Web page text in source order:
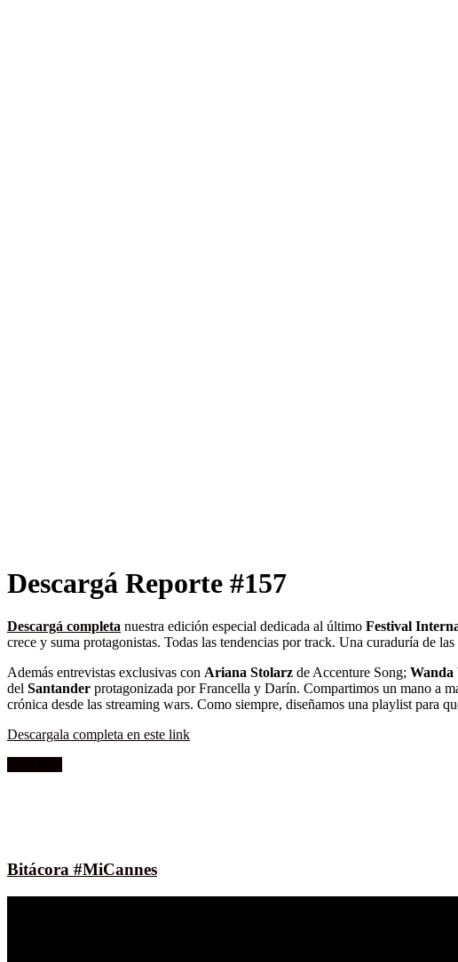
Descargá Reporte #157
Descargá completa nuestra edición especial dedicada al último Festival
crece y suma protagonistas. Todas las tendencias por track. Una curaduría de
Además entrevistas exclusivas con Ariana Stolarz de Accenture Song; Wanda
del Santander protagonizada por Francella y Darín. Compartimos un mano a
crónica desde las streaming wars. Como siempre, diseñamos una playlist para
Descargala completa en este link
Bitácora #MiCannes